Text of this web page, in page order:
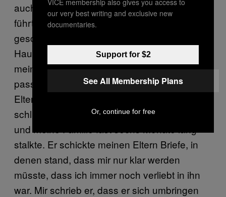
auch ziemlich betrunken und high. Eins
führte zum anderen und ich habe mit ihm
geschlafen. Als ich am nächsten Tag nach
Hause in unsere Wohnung kam, packte ich
meine Sachen, sagte meinem Freund, was
passiert war und ging zurück zu meinen
Eltern. Von da an wurden die Dinge nur noch
schlimmer. Es endete damit, dass er mich
und meine Familie fast sechs Monate lang
stalkte. Er schickte meinen Eltern Briefe, in
denen stand, dass mir nur klar werden
müsste, dass ich immer noch verliebt in ihn
war. Mir schrieb er, dass er sich umbringen
our very best writing and exclusive new
documentaries.
Support for $2
See All Membership Plans
Or, continue for free